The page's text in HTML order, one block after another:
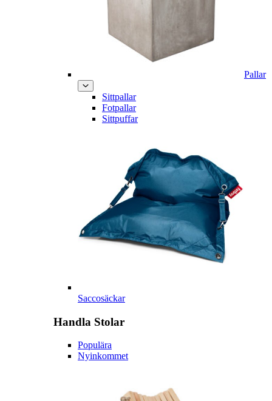
Pallar
Sittpallar
Fotpallar
Sittpuffar
Saccosäckar
Handla Stolar
Populära
Nyinkommet